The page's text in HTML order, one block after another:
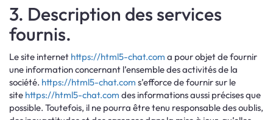
3. Description des services
fournis.
Le site internet https://html5-chat.com a pour objet de fournir
une information concernant l’ensemble des activités de la
société. https://html5-chat.com s’efforce de fournir sur le
site https://html5-chat.com des informations aussi précises que
possible. Toutefois, il ne pourra être tenu responsable des oublis,